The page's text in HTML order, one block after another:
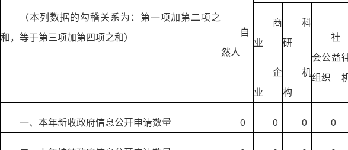
（本列数据的勾稽关系为：第一项加第二项之
和，等于第三项加第四项之和）
自
然人
商
业
企
业
科
研
机
构
社
会公益
组织
一、本年新收政府信息公开申请数量 0 0 0 0